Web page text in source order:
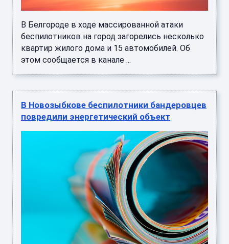
В Белгороде в ходе массированной атаки
беспилотников на город загорелись несколько
квартир жилого дома и 15 автомобилей. Об
этом сообщается в канале ...
В Новозыбкове беспилотники бандеровцев
повредили энергетический объект